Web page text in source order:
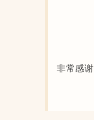
非常感谢